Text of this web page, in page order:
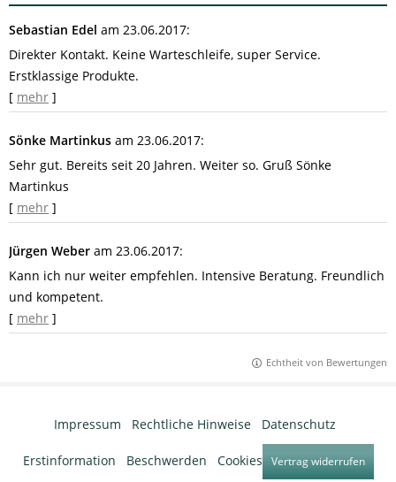
Sebastian Edel am 23.06.2017:
Direkter Kontakt. Keine Warteschleife, super Service.
Erstklassige Produkte.
[ mehr ]
Sönke Martinkus am 23.06.2017:
Sehr gut. Bereits seit 20 Jahren. Weiter so. Gruß Sönke
Martinkus
[ mehr ]
Jürgen Weber am 23.06.2017:
Kann ich nur weiter empfehlen. Intensive Beratung. Freundlich
und kompetent.
[ mehr ]
Echtheit von Bewertungen
Impressum Rechtliche Hinweise· Datenschutz
Erstinformation Beschwerden Cookies Vertrag widerrufen